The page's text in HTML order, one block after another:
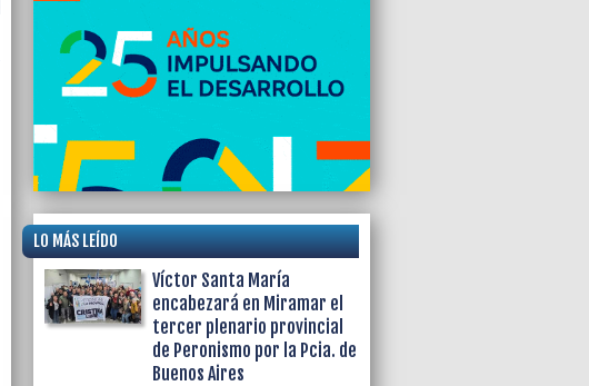
LO MÁS LEÍDO
Víctor Santa María
encabezará en Miramar el
tercer plenario provincial
de Peronismo por la Pcia. de
Buenos Aires